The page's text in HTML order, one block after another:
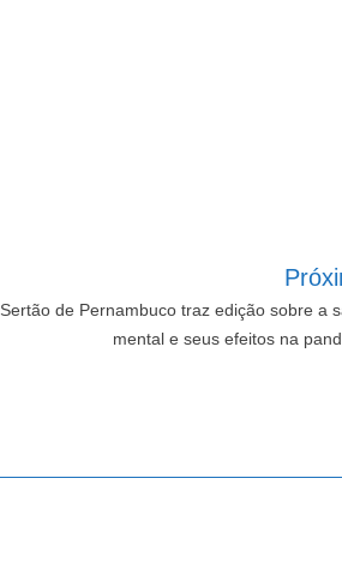
de Pernambuco traz edição sobre a
mental e seus efeitos na